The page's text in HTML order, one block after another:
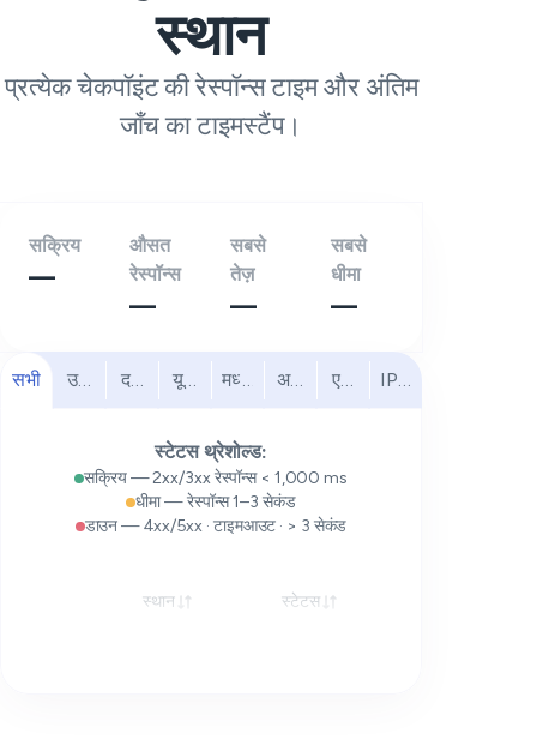
स्थान
प्रत्येक चेकपॉइंट की रेस्पॉन्स टाइम और अंतिम
जाँच का टाइमस्टैंप।
सक्रिय
—
औसत
रेस्पॉन्स
—
सबसे
तेज़
—
सबसे
धीमा
—
सभी उत्तरी अमेरिकादक्षिण अमेरिका
यूरोप मध्य पूर्व अफ्रीकाएशिया प्रशांत
IPv6
स्टेटस थ्रेशोल्ड:
सक्रिय — 2xx/3xx रेस्पॉन्स < 1,000 ms
धीमा — रेस्पॉन्स 1–3 सेकंड
डाउन — 4xx/5xx · टाइमआउट · > 3 सेकंड
स्थान स्टेटस